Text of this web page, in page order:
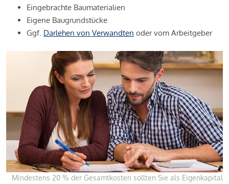
Eingebrachte Baumaterialien
Eigene Baugrundstücke
Ggf. Darlehen von Verwandten oder vom Arbeitgeber
Mindestens 20 % der Gesamtkosten sollten Sie als Eigenkapital